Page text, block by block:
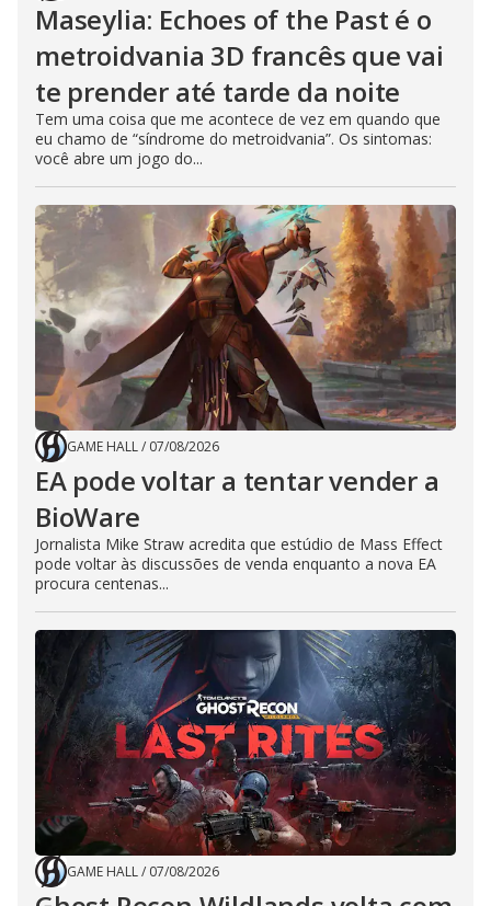
Maseylia: Echoes of the Past é o
metroidvania 3D francês que vai
te prender até tarde da noite
Tem uma coisa que me acontece de vez em quando que
eu chamo de “síndrome do metroidvania”. Os sintomas:
você abre um jogo do...
GAME HALL/ 07/08/2026
EA pode voltar a tentar vender a
BioWare
Jornalista Mike Straw acredita que estúdio de Mass Effect
pode voltar às discussões de venda enquanto a nova EA
procura centenas...
GAME HALL/ 07/08/2026